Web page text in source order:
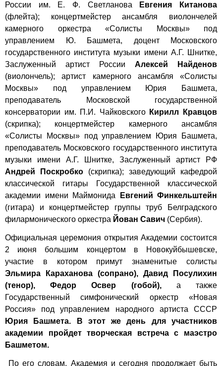
России им. Е. Ф. Светланова
Евгения Китанова
(флейта); концертмейстер ансамбля виолончелей
камерного оркестра «Солисты Москвы» под
управлением Ю. Башмета, доцент Московского
государственного института музыки имени А.Г. Шнитке,
Заслуженный артист России Алексей Найденов
(виолончель); артист камерного ансамбля «Солисты
Москвы» под управлением Юрия Башмета,
преподаватель Московской государственной
консерватории им. П.И. Чайковского Кирилл Кравцов
(скрипка); концертмейстер камерного ансамбля
«Солисты Москвы» под управлением Юрия Башмета,
преподаватель Московского государственного института
музыки имени А.Г. Шнитке, Заслуженный артист РФ
Андрей Поскробко (скрипка); заведующий кафедрой
классической гитары Государственной классической
академии имени Маймонида
Евгений Финкельштейн
(гитара) и концертмейстер группы труб Белградского
филармонического оркестра Йован Савич (Сербия).
Официальная церемония открытия Академии состоится
2 июня большим концертом в Новокуйбышевске,
участие в котором примут знаменитые солисты
Эльмира Караханова (сопрано), Давид Посулихин
(тенор), Федор Освер (гобой), а также
Государственный симфонический оркестр «Новая
Россия» под управлением народного артиста СССР
Юрия Башмета. В этот же день для участников
академии пройдет творческая встреча с маэстро
Башметом.
По его словам, Академия и сегодня продолжает быть